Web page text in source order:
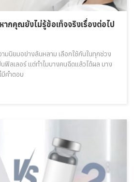
ากคุณยังไม่รู้ข้อเท็จจริงเรื่องต่อไป
มนิยมอย่างล้นหลาม เลือกใช้กันในทุกช่วง
ฟิลเลอร์ แต่ทำไมบางคนฉีดแล้วได้ผล บาง
มีคำตอบ